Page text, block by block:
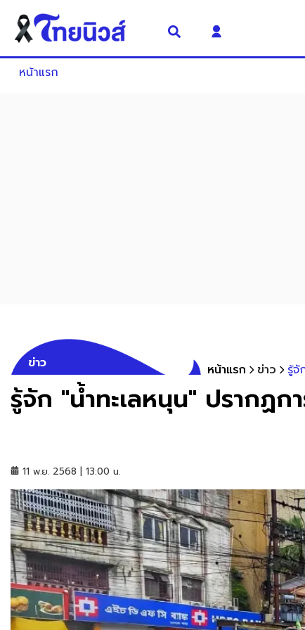
หน้าแรก
ข่าว หน้าแรก ข่าว รู้จั
รู้จัก "น้ำทะเลหนุน" ปรากฏก
11 พ.ย. 2568 | 13:00 น.